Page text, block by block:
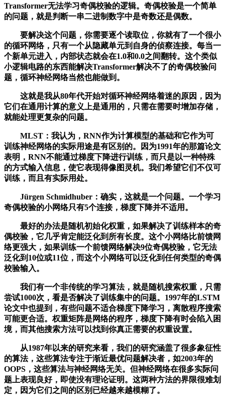
Transformer无法学习奇偶校验的逻辑。奇偶校验是一个简单
的问题，就是判断一串二进制数字中是奇数还是偶数。
要解决这个问题，你需要逐个读取位，你就有了一个很小
的循环网络，只有一个从隐藏单元到自身的侦察连接。每当一
个新单元进入，内部状态就会在1.0和0.0之间翻转。这个类似
小逻辑电路的东西能解决Transformer解决不了的奇偶校验问
题，循环神经网络当然也能做到。
这就是我从80年代开始对循环神经网络着迷的原因，因为
它们在通用计算的意义上是通用的，只需在需要时增加存储，
就能处理更复杂的问题。
MLST：我认为，RNN作为计算模型的基础和它作为可
训练神经网络的实际用途是有区别的。因为1991年的那篇论文
表明，RNN不能通过梯度下降进行训练，而只是以一种特殊
的方式输入信息，使它表现得像图灵机。我们希望它们不仅可
训练，而且有实际用处。
Jürgen Schmidhuber：确实，这就是一个问题。一个学习
奇偶校验的小网络只有5个连接，梯度下降并不适用。
最好的办法是随机初始化权重，如果解决了训练样本的奇
偶校验，它几乎肯定能泛化到所有长度。这个小网络比前馈网
络更强大，如果训练一个前馈网络解决9位奇偶校验，它无法
泛化到10位或11位，而这个小网络可以泛化到任何类型的奇偶
校验输入。
我们有一个非传统的学习算法，就是随机搜索权重，只需
尝试1000次，看是否解决了训练集中的问题。1997年的LSTM
论文中也提到，有些问题不适合梯度下降学习，离散程序搜索
可能更合适。权重矩阵是网络的程序，梯度下降有时会陷入困
境，而其他搜索方法可以找到你真正需要的权重设置。
从1987年以来的研究来看，我们的研究涵盖了很多象征性
的算法，这些算法专注于渐近最优问题解决者，如2003年的
OOPS，这些算法与神经网络无关。但神经网络在很多实际问
题上表现良好，即使没有理论证明。这两种方法的界限很难划
定，因为它们之间的区别已经越来越模糊了。